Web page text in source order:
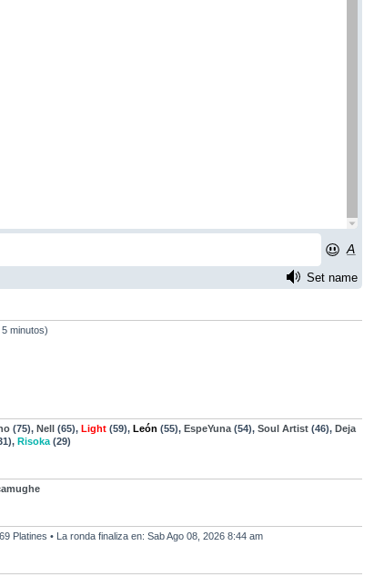
minutos)
(75), Nell (65), Light (59), León (55), EspeYuna (54), Soul Artist (46), Deja
Risoka (29)
Platines • La ronda finaliza en: Sab Ago 08, 2026 8:44 am